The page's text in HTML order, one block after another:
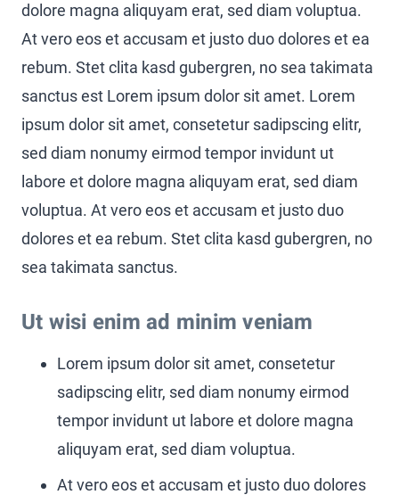
dolore magna aliquyam erat, sed diam voluptua.
At vero eos et accusam et justo duo dolores et ea
rebum. Stet clita kasd gubergren, no sea takimata
sanctus est Lorem ipsum dolor sit amet. Lorem
ipsum dolor sit amet, consetetur sadipscing elitr,
sed diam nonumy eirmod tempor invidunt ut
labore et dolore magna aliquyam erat, sed diam
voluptua. At vero eos et accusam et justo duo
dolores et ea rebum. Stet clita kasd gubergren, no
sea takimata sanctus.
Ut wisi enim ad minim veniam
Lorem ipsum dolor sit amet, consetetur
sadipscing elitr, sed diam nonumy eirmod
tempor invidunt ut labore et dolore magna
aliquyam erat, sed diam voluptua.
At vero eos et accusam et justo duo dolores